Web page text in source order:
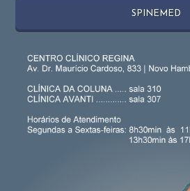
SPINEMED